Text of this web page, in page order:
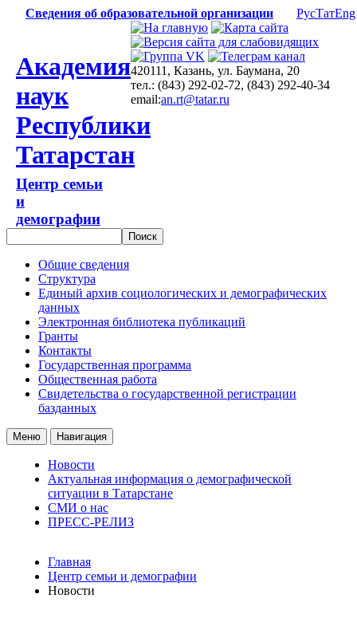
Сведения об образовательной организации РусТатEng
Академия
наук
Республики
Татарстан
Центр семьи
и
демографии
420111, Казань, ул. Баумана, 20
тел.: (843) 292-02-72, (843) 292-40-34
email:an.rt@tatar.ru
Общие сведения
Структура
Единый архив социологических и демографических
данных
Электронная библиотека публикаций
Гранты
Контакты
Государственная программа
Общественная работа
Свидетельства о государственной регистрации
базданных
Меню Навигация
Новости
Актуальная информация о демографической
ситуации в Татарстане
СМИ о нас
ПРЕСС-РЕЛИЗ
Главная
Центр семьи и демографии
Новости